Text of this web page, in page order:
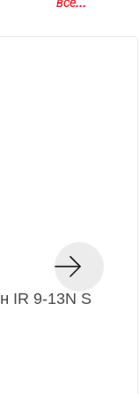
IR 9-13N S